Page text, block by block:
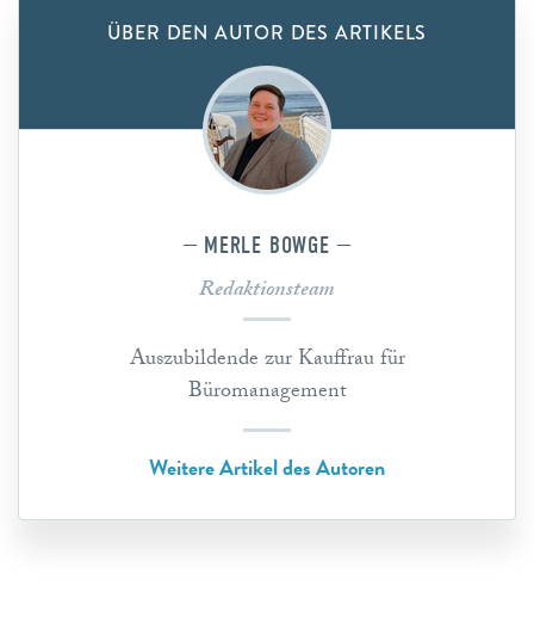
ÜBER DEN AUTOR DES ARTIKELS
MERLE BOWGE
Redaktionsteam
Auszubildende zur Kauffrau für
Büromanagement
Weitere Artikel des Autoren